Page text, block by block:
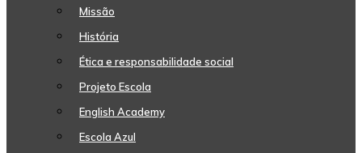
Missão
História
Ética e responsabilidade social
Projeto Escola
English Academy
Escola Azul